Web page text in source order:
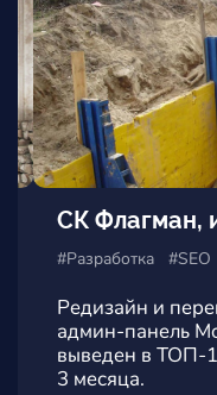
СК Флагман,
#Разработка #SEO
Редизайн и
админ-панель
выведен в ТОП-
3 месяца.